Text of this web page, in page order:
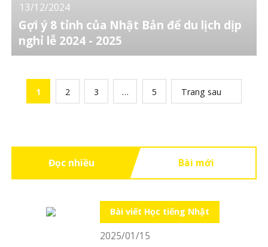
13/12/2024
Gợi ý 8 tỉnh của Nhật Bản để du lịch dịp
nghỉ lễ 2024 - 2025
1 2 3 … 5 Trang sau
Đọc nhiều Bài mới
Bài viết Học tiếng Nhật
2025/01/15